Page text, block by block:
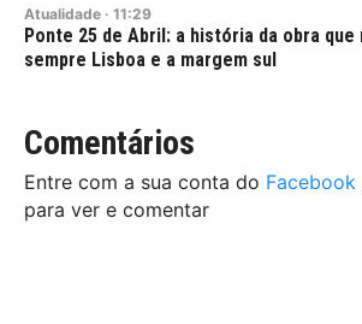
Atualidade · 11:29
Ponte 25 de Abril: a história da obra que
sempre Lisboa e a margem sul
Comentários
Entre com a sua conta do Facebook
para ver e comentar